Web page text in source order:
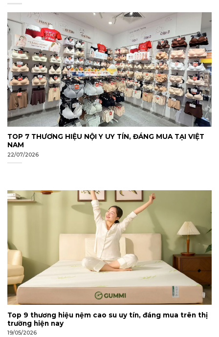
TOP 7 THƯƠNG HIỆU NỘI Y UY TÍN, ĐÁNG MUA TẠI VIỆT
NAM
22/07/2026
Top 9 thương hiệu nệm cao su uy tín, đáng mua trên thị
trường hiện nay
19/05/2026